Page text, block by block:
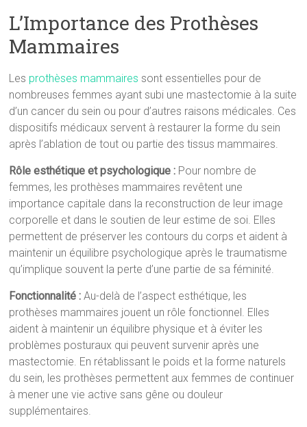
L’Importance des Prothèses
Mammaires
Les prothèses mammaires sont essentielles pour de
nombreuses femmes ayant subi une mastectomie à la suite
d’un cancer du sein ou pour d’autres raisons médicales. Ces
dispositifs médicaux servent à restaurer la forme du sein
après l’ablation de tout ou partie des tissus mammaires.
Rôle esthétique et psychologique : Pour nombre de
femmes, les prothèses mammaires revêtent une
importance capitale dans la reconstruction de leur image
corporelle et dans le soutien de leur estime de soi. Elles
permettent de préserver les contours du corps et aident à
maintenir un équilibre psychologique après le traumatisme
qu’implique souvent la perte d’une partie de sa féminité.
Fonctionnalité : Au-delà de l’aspect esthétique, les
prothèses mammaires jouent un rôle fonctionnel. Elles
aident à maintenir un équilibre physique et à éviter les
problèmes posturaux qui peuvent survenir après une
mastectomie. En rétablissant le poids et la forme naturels
du sein, les prothèses permettent aux femmes de continuer
à mener une vie active sans gêne ou douleur
supplémentaires.